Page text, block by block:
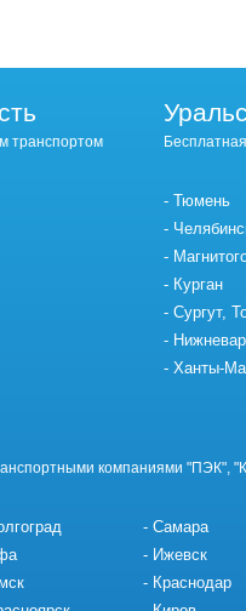
транспортом
Тюмень
Курган
Сургут,
Ханты-
компаниями "ПЭК",
Самара
Ижевск
Краснодар